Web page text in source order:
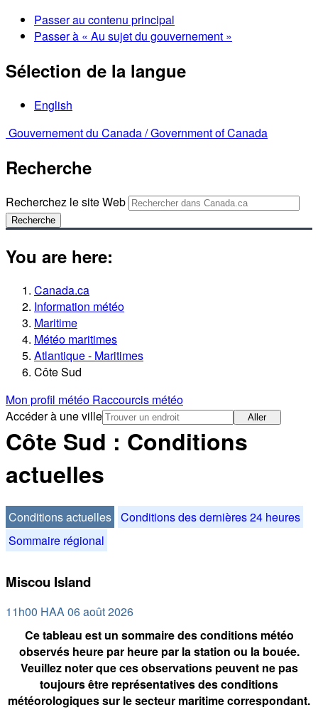
Passer au contenu principal
Passer à « Au sujet du gouvernement »
Sélection de la langue
English
Gouvernement du Canada /Government of Canada
Recherche
Recherchez le site Web
Recherche
You are here:
Canada.ca
Information météo
Maritime
Météo maritimes
Atlantique - Maritimes
Côte Sud
Mon profil météo Raccourcis météo
Accéder à une ville
Aller
Côte Sud : Conditions
actuelles
Conditions actuelles Conditions des dernières 24 heures
Sommaire régional
Miscou Island
11h00 HAA 06 août 2026
Ce tableau est un sommaire des conditions météo
observés heure par heure par la station ou la bouée.
Veuillez noter que ces observations peuvent ne pas
toujours être représentatives des conditions
météorologiques sur le secteur maritime correspondant.